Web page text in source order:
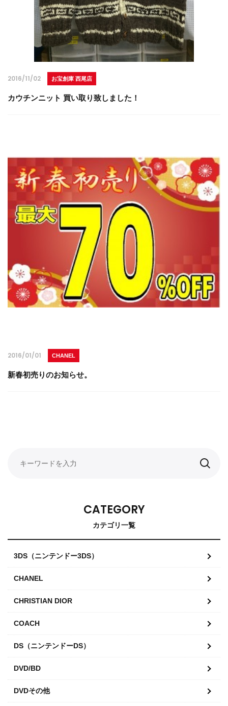
2016/11/02 お宝創庫 西尾店
カウチンニット 買い取り致しました！
2016/01/01 CHANEL
新春初売りのお知らせ。
CATEGORY
カテゴリ一覧
3DS（ニンテンドー3DS）
CHANEL
CHRISTIAN DIOR
COACH
DS（ニンテンドーDS）
DVD/BD
DVDその他